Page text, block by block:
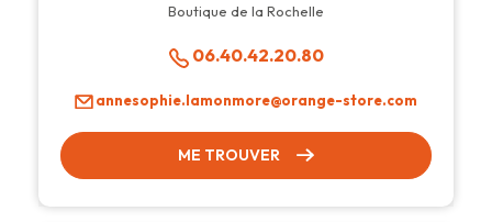
Boutique de la Rochelle
06.40.42.20.80
annesophie.lamonmore@orange-store.com
ME TROUVER